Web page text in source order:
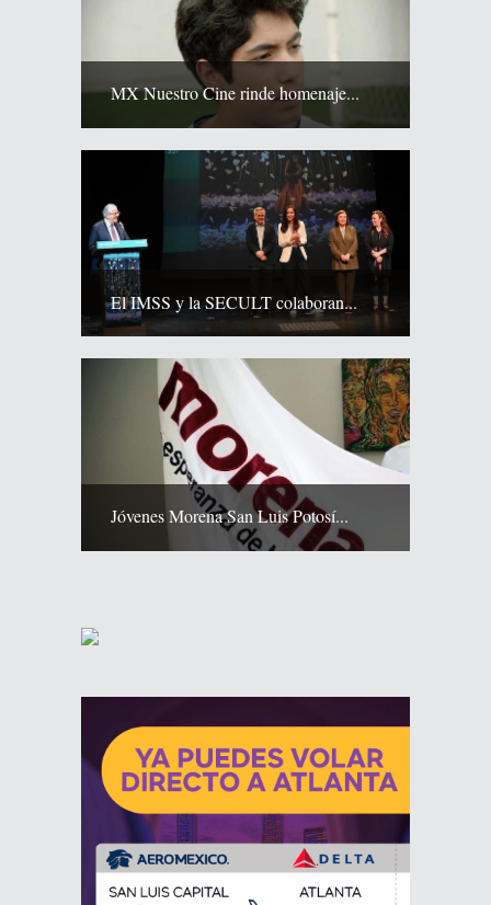
MX Nuestro Cine rinde homenaje...
El IMSS y la SECULT colaboran...
Jóvenes Morena San Luis Potosí...